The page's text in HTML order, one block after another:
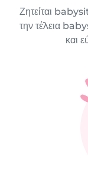
Ζητείται
την τέλεια
και